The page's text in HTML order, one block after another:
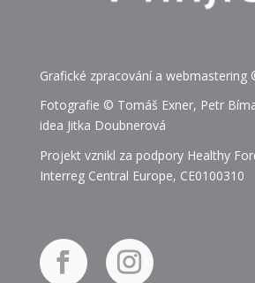
Grafické zpracování a webmastering
Fotografie © Tomáš Exner, Petr
idea Jitka Doubnerová
Projekt vznikl za podpory Healthy
Interreg Central Europe, CE0100310